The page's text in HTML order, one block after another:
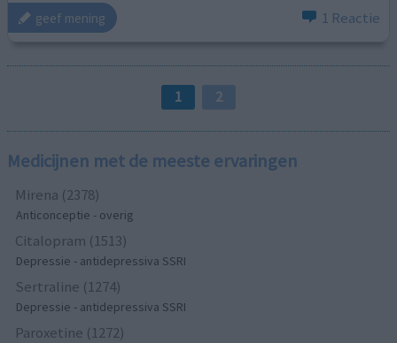
geef mening 1 Reactie
1 2
Medicijnen met de meeste ervaringen
Mirena (2378)
Anticonceptie - overig
Citalopram (1513)
Depressie - antidepressiva SSRI
Sertraline (1274)
Depressie - antidepressiva SSRI
Paroxetine (1272)